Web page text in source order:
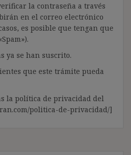
la contraseña a través
en el correo electrónico
es posible que tengan que
ya se han suscrito.
que este trámite pueda
la política de privacidad del
politica-de-privacidad/]